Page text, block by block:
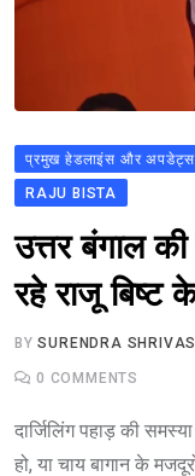
प्रमुख हेडलाइंस और अपडेट्स
RAJU BISTA
उत्तर बंगाल
रहे राजू
BYSURENDRA
0 COMMENTS
दार्जिलिंग पहाड़ की
हो, या चाय बागान के